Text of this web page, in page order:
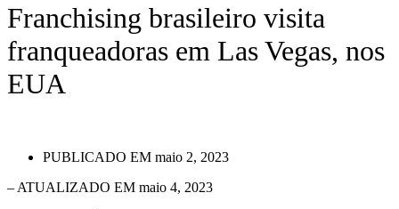
Franchising brasileiro visita
franqueadoras em Las Vegas, nos
EUA
PUBLICADO EM maio 2, 2023
– ATUALIZADO EM maio 4, 2023